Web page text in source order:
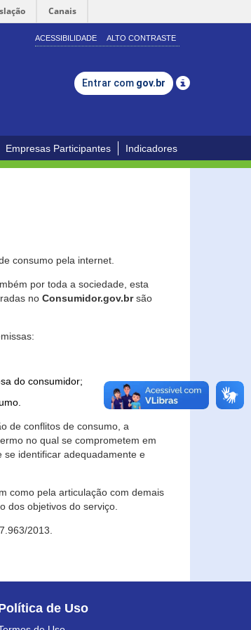
Canais
ACESSIBILIDADE ALTO CONTRASTE
Entrar com gov.br
Empresas Participantes Indicadores
consumo pela internet.
por toda a sociedade, esta
no Consumidor.gov.brsão
do consumidor;
de conflitos de consumo, a
no qual se comprometem em
se identificar adequadamente e
como pela articulação com demais
dos objetivos do serviço.
2013.
de Uso